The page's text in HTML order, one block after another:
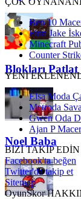
Blokları Patlat
Noel Baba
Ben 10
Finn Jake
Minecraft
Counter
YENİ
Elsa Moda
Metroda
Gwen Oda
Ajan P
BİZİ TAKİP EDİN
Facebook'ta beğen
Twitter'da takip et
Sitemap
OyunSkor